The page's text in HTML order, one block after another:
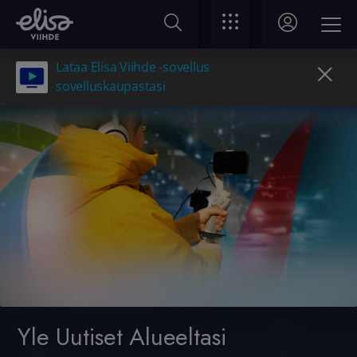
Lataa Elisa Viihde -sovellus
sovelluskaupastasi
Yle Uutiset Alueeltasi